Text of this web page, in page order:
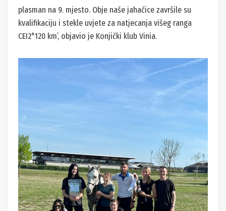
plasman na 9. mjesto. Obje naše jahačice završile su
kvalifikaciju i stekle uvjete za natjecanja višeg ranga
CEI2*120 km’, objavio je Konjički klub Vinia.